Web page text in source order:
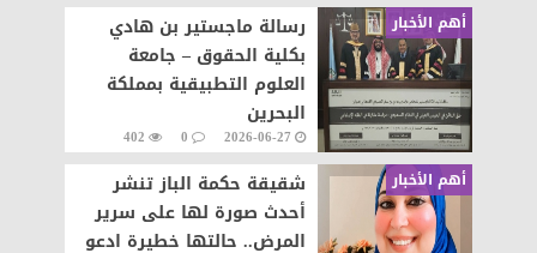
أهم الأخبار
رسالة ماجستير بن هادي
بكلية الحقوق – جامعة
العلوم التطبيقية بمملكة
البحرين
2026-06-27
0
402
أهم الأخبار
شقيقة حكمة الباز تنشر
أحدث صورة لها على سرير
المرض.. حالتها خطيرة ادعو